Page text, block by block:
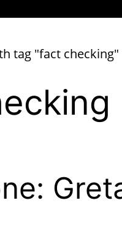
tag "fact checking"